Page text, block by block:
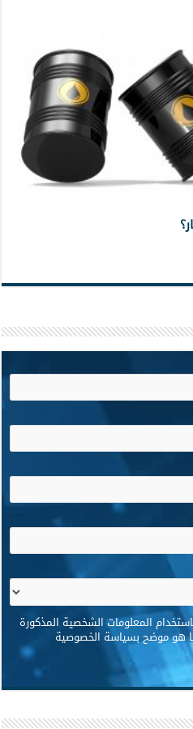
المعلومات الشخصية المذكورة
هو موضح بسياسة الخصوصية